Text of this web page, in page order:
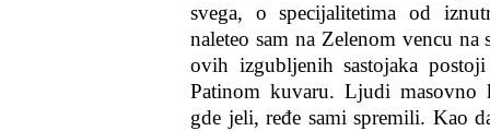
svega, o specijalitetima od
naleteo sam na Zelenom vencu na
ovih izgubljenih sastojaka postoji
Patinom kuvaru. Ljudi masovno
gde jeli, ređe sami spremili. Kao